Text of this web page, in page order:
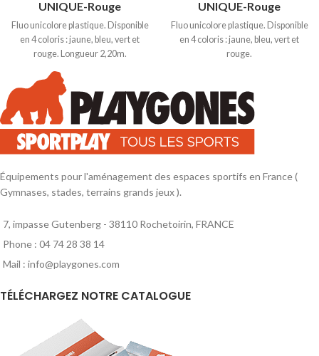
UNIQUE-Rouge
Fluo unicolore plastique. Disponible
en 4 coloris : jaune, bleu, vert et
rouge. Longueur 2,20m.
UNIQUE-Rouge
Fluo unicolore plastique. Disponible
en 4 coloris : jaune, bleu, vert et
rouge.
Équipements pour l'aménagement des espaces sportifs en France (
Gymnases, stades, terrains grands jeux ).
7, impasse Gutenberg - 38110 Rochetoirin, FRANCE
Phone : 04 74 28 38 14
Mail : info@playgones.com
TÉLÉCHARGEZ NOTRE CATALOGUE